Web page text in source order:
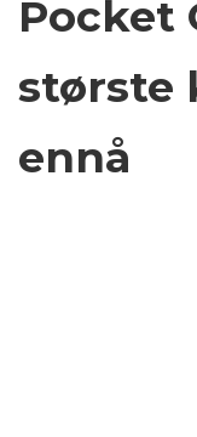
Pocket
største
ennå